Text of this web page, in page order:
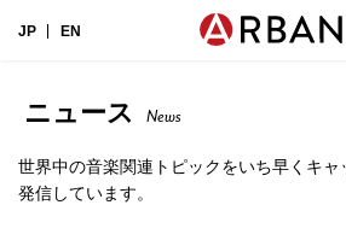
JP EN
ニュース News
世界中の音楽関連トピックをいち早くキャ
発信しています。